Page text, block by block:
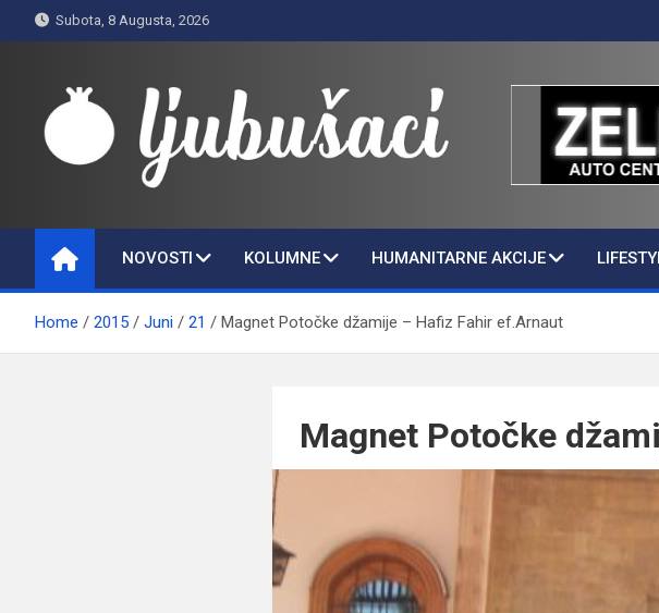
to
Subota, 8 Augusta, 2026
Ljubušaci
NOVOSTI KOLUMNE HUMANITARNE AKCIJE
Home 2015 Juni 21 Magnet Potočke džamije – Hafiz Fahir ef.Arnaut
Magnet Potočke